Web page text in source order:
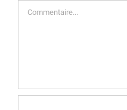
Commentaire